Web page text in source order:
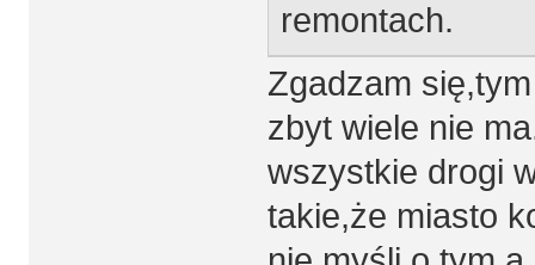
remontach.
Zgadzam
zbyt wiele nie
wszystkie drogi
takie,że miasto